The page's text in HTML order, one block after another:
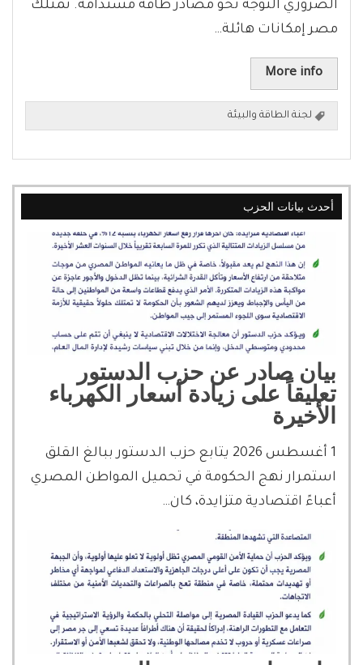
الضروري التوجه نحو مصادر طاقة مستدامة. تمتلك
مصر إمكانات هائلة…
More info
لجنة الطاقة والبيئة
أحدث بيانات الحزب
بيان صادر عن حزب الدستور
تعليقاً على زيادة أسعار الكهرباء
الأخيرة
1 أغسطس 2026 يتابع حزب الدستور ببالغ القلق
استمرار نهج الحكومة في تحميل المواطن المصري
أعباءً اقتصادية متزايدة، كان…